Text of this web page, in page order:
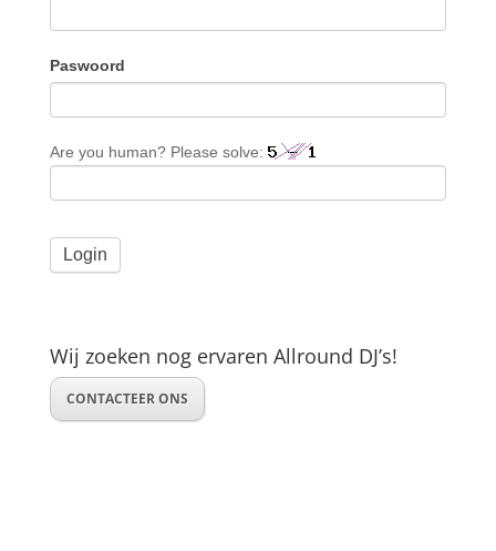
Paswoord
Are you human? Please solve:
Wij zoeken nog ervaren Allround DJ’s!
CONTACTEER ONS